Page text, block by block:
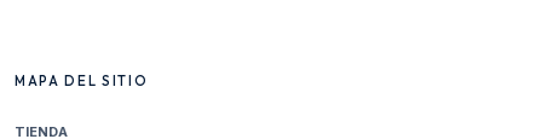
MAPA DEL SITIO
TIENDA